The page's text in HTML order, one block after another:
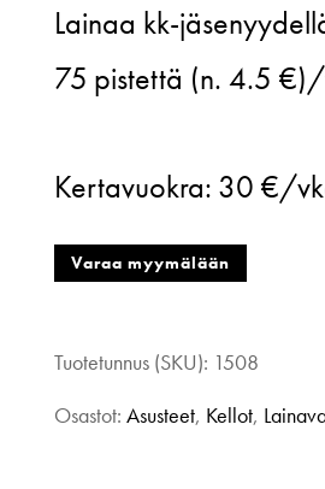
Kello
ruskea
Lainaa kk-
75 pistettä (n. 4.5
Kertavuokra: 30 €/
Varaa myymälään
Tuotetunnus (SKU): 1508
Osastot: Asusteet, Kellot,